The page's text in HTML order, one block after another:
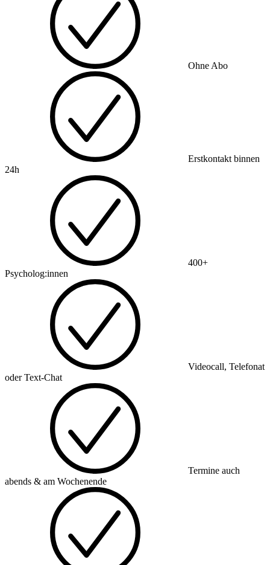
Ohne Abo
Erstkontakt binnen
24h
400+
Psycholog:innen
Videocall, Telefonat
oder Text-Chat
Termine auch
abends & am Wochenende